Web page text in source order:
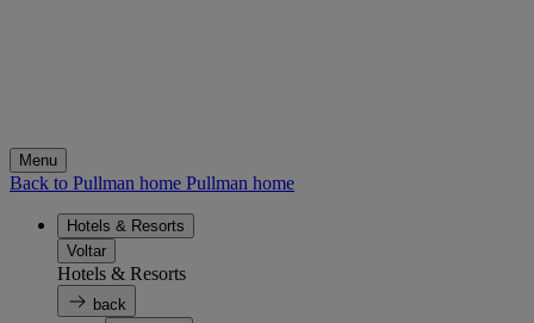
Menu
Back to Pullman home Pullman home
Hotels & Resorts
Voltar
Hotels & Resorts
back